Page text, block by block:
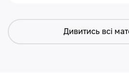
Дивитись всі